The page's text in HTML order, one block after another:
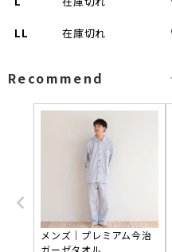
LL 在庫切れ
Recommend
メンズ｜プレミアム今治
ガーゼタオル